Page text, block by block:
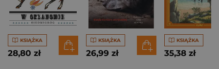
KSIĄŻKA
28,80 zł
KSIĄŻKA
26,99 zł
KSIĄŻKA
35,38 zł